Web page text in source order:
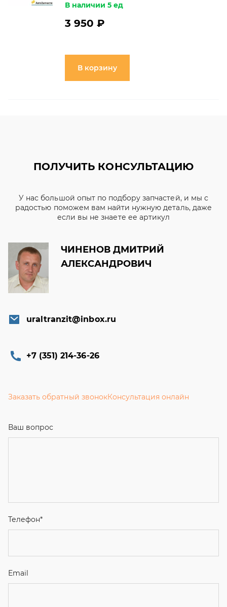
В наличии 5 ед
3 950 ₽
В корзину
ПОЛУЧИТЬ КОНСУЛЬТАЦИЮ
У нас большой опыт по подбору запчастей, и мы с
радостью поможем вам найти нужную деталь, даже
если вы не знаете ее артикул
ЧИНЕНОВ ДМИТРИЙ
АЛЕКСАНДРОВИЧ
uraltranzit@inbox.ru
+7 (351) 214-36-26
Заказать обратный звонокКонсультация онлайн
Ваш вопрос